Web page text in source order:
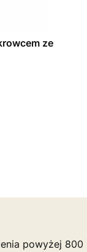
ze
powyżej 800